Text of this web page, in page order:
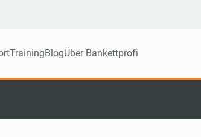
TrainingBlogÜber Bankettprofi